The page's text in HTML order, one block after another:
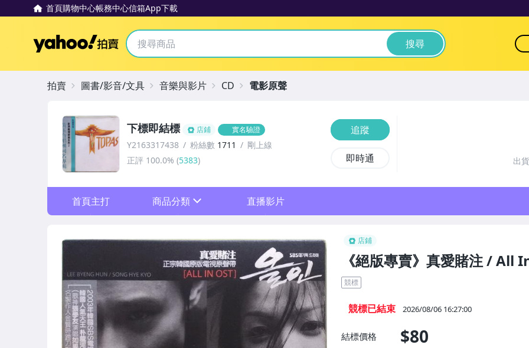
首頁購物中心帳務中心信箱App下載
Yahoo拍賣 搜尋
店鋪
《絕版專賣》真愛賭注 / All
競標
競標已結束 2026/08/06 16:27:00
結標價格 $80
下標即結標 店鋪 實名驗證
Y2163317438 粉絲數 1711
剛上線
正評 100.0% (5383)
追蹤
即時通 出
首頁主打 商品分類 直播影片
拍賣 圖書/影音/文具 音樂與影片 CD 電影原聲